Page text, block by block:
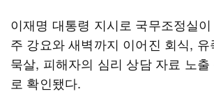
이재명 대통령 지시로 국무조정실
주 강요와 새벽까지 이어진 회식,
묵살, 피해자의 심리 상담 자료 노
로 확인됐다.